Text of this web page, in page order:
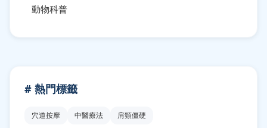
動物科普
# 熱門標籤
穴道按摩 中醫療法 肩頸僵硬